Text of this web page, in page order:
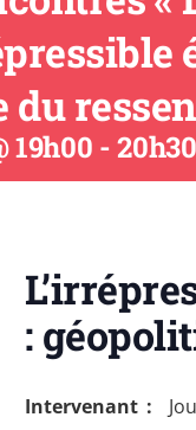
du
19h00 -20h30
:
Intervenant :